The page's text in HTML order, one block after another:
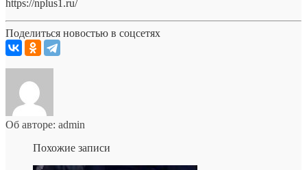
https://nplus1.ru/
Поделиться новостью в соцсетях
Об авторе: admin
Похожие записи